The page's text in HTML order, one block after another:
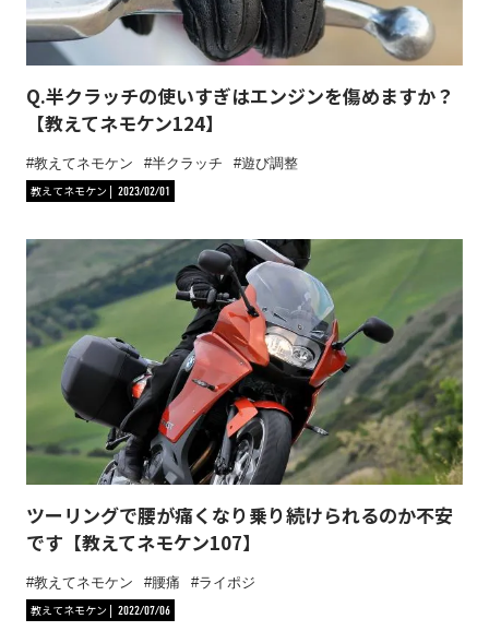
Q.半クラッチの使いすぎはエンジンを傷めますか？
【教えてネモケン124】
教えてネモケン 半クラッチ
遊び調整
教えてネモケン
2023/02/01
ツーリングで腰が痛くなり乗り続けられるのか不安
です【教えてネモケン107】
教えてネモケン 腰痛
ライポジ
教えてネモケン
2022/07/06